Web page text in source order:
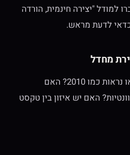
למודל "יצירה חינמית, הורדה
לדעת מראש.
האם התבניות מודרניות או נראות כמו 2010? האם
האם יש איזון בין טקסט